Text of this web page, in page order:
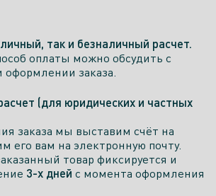
так и безналичный расчет.
оплаты можно обсудить с
заказа.
(для юридических и частных
заказа мы выставим счёт на
его вам на электронную почту.
товар фиксируется и
3-х дней с момента оформления